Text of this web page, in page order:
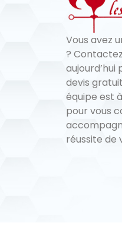
Vous avez
?
devis
équipe est
pour vous
réussite de